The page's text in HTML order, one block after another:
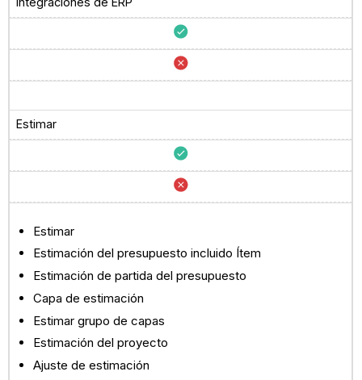
Estimar
Estimar
Estimación del presupuesto incluido Ítem
Estimación de partida del presupuesto
Capa de estimación
Estimar grupo de capas
Estimación del proyecto
Ajuste de estimación